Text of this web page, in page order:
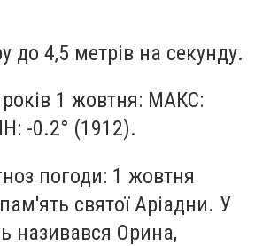
до 4,5 метрів на секунду.
років 1 жовтня: МАКС:
-0.2° (1912).
погоди: 1 жовтня
святої Аріадни. У
називався Орина,